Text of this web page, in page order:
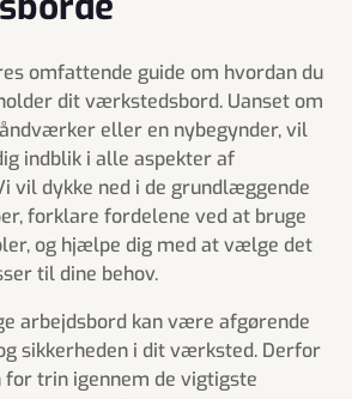
omfattende guide om hvordan du
dit værkstedsbord. Uanset om
eller en nybegynder, vil
indblik i alle aspekter af
vil dykke ned i de grundlæggende
forklare fordelene ved at bruge
og hjælpe dig med at vælge det
til dine behov.
arbejdsbord kan være afgørende
sikkerheden i dit værksted. Derfor
trin igennem de vigtigste